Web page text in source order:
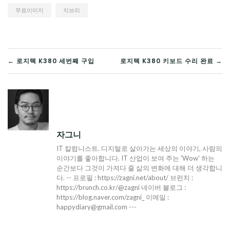
무료이미지 지브리
글
탐
색
← 로지텍 K380 세번째 구입 로지텍 K380 키보드 수리 완료 →
자그니
IT 칼럼니스트. 디지털로 살아가는 세상의 이야기, 사람의
이야기를 좋아합니다. IT 산업이 보여 주는 'Wow' 하는
순간보다 그것이 가져다 줄 삶의 변화에 대해 더 생각합니
다. -- 프로필 : https://zagni.net/about/ 브런치 :
https://brunch.co.kr/@zagni 네이버 블로그 :
https://blog.naver.com/zagni_ 이메일 :
happydiary@gmail.com ---